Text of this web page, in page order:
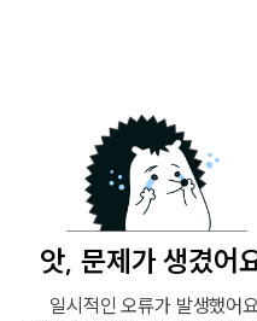
앗, 문제가 생겼어
일시적인 오류가 발생했어